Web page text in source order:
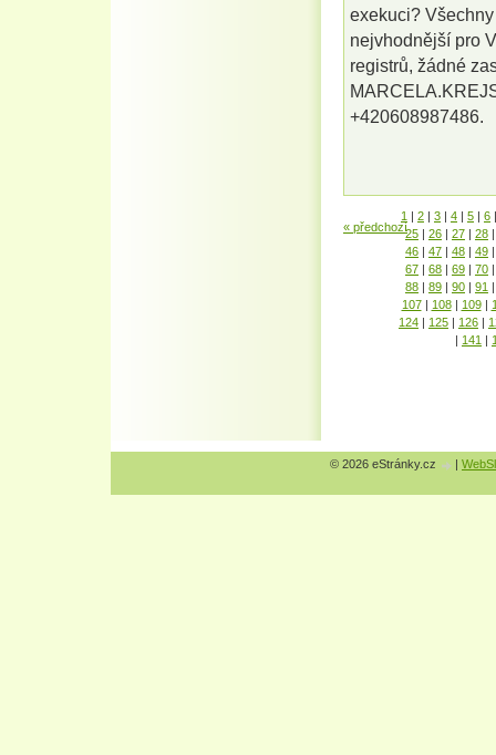
exekuci?
nejvhodnější pro
registrů, žádné
+420608987486.
« předchozí
1 | 2 | 3 | 4 | 5 | 6 |
25 | 26 | 27 | 28 |
46 | 47 | 48 | 49 |
67 | 68 | 69 | 70 |
88 | 89 | 90 | 91 |
107 | 108 | 109 |
124 | 125 | 126 |
| 141 |
© 2026 eStránky.cz |